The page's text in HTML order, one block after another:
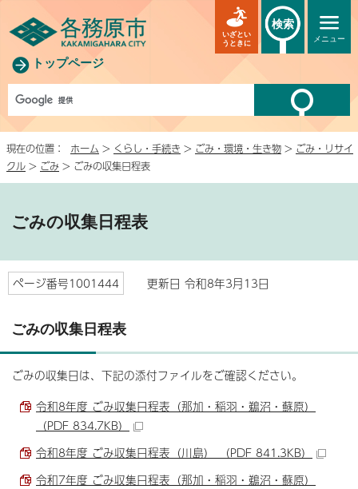
トップページ
メニュー
いざとい
うときに
検索
現在の位置： ホーム > くらし・手続き > ごみ・環境・生き物 > ごみ・リサイ
クル > ごみ > ごみの収集日程表
ごみの収集日程表
ページ番号1001444 更新日 令和8年3月13日
ごみの収集日程表
ごみの収集日は、下記の添付ファイルをご確認ください。
令和8年度 ごみ収集日程表（那加・稲羽・鵜沼・蘇原）
（PDF 834.7KB）
令和8年度 ごみ収集日程表（川島） （PDF 841.3KB）
令和7年度 ごみ収集日程表（那加・稲羽・鵜沼・蘇原）